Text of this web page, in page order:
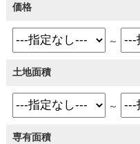
価格
～
土地面積
～
専有面積